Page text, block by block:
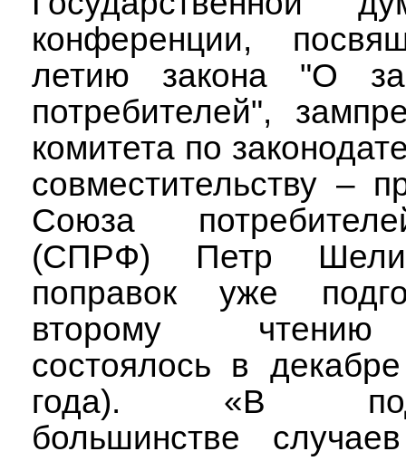
конференции,
летию закона "О
потребителей",
комитета по
совместительству –
Союза
(СПРФ) Петр
поправок уже
второму
состоялось в
года). «В
большинстве